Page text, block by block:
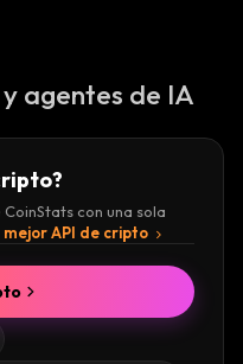
agentes de IA
con una sola
API de cripto